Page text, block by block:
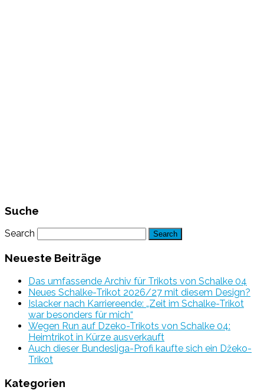
Suche
Search
Neueste Beiträge
Das umfassende Archiv für Trikots von Schalke 04
Neues Schalke-Trikot 2026/27 mit diesem Design?
Islacker nach Karriereende: „Zeit im Schalke-Trikot
war besonders für mich“
Wegen Run auf Dzeko-Trikots von Schalke 04:
Heimtrikot in Kürze ausverkauft
Auch dieser Bundesliga-Profi kaufte sich ein Džeko-
Trikot
Kategorien